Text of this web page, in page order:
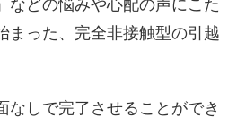
などの悩みや心配の声にこた
まった、完全非接触型の引越
なしで完了させることができ